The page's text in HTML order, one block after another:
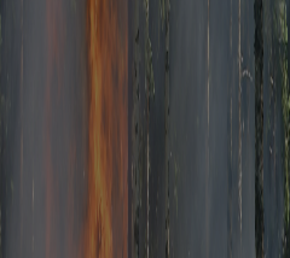
CAMPAÑA DE INCENDIOS
Todo el